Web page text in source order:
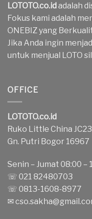
LOTOTO.co.idadalah
Fokus kami adalah
ONEBIZ yang
Jika Anda ingin
untuk menjual LOTO
OFFICE
LOTOTO.co.id
Ruko Little China
Gn. Putri Bogor 16967
Senin – Jumat 08:00 –
☏ 021 82480703
☏ 0813-1608-8977
✉